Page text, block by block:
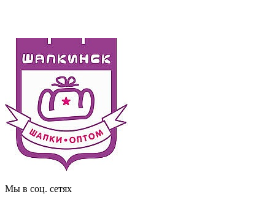
Мы в соц. сетях